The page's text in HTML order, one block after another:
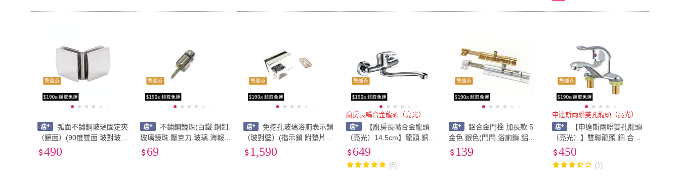
免運券
弧面不鏽鋼玻璃固定夾
（鏡面）(90度雙面 玻對玻
衛浴配件 玻璃五金 玻璃門
490
免運券
不鏽鋼鏡珠(白鐵.銅釦.
玻璃鏡珠.壓克力.玻璃.海報
夾.層板夾.門牌.美化螺絲.廣
69
免運券
免挖孔玻璃浴廁表示鎖
（玻對壁）(指示鎖 附墊片
玻對壁 玻璃門鎖 衛浴五金
門鎖 衛浴配件 玻璃五金 玻
1,590
免運券
廚房長嘴合金龍頭（亮光）
【廚房長嘴合金龍頭
（亮光）14.5cm】龍頭.銅.
流理台.水龍頭(廚房龍頭.水
649
(8)
免運券
鋁合金門栓 加長款 5
金色.銀色(門閂.浴廁鎖.鋁門
窗門栓.防盜門鎖.橫閂.平閂.
139
免運券
申達斯兩聯雙孔龍頭（亮光）
【申達斯兩聯雙孔龍頭
（亮光）】雙聯龍頭.銅.合
金.水龍頭.台盆(兩聯龍頭.檯
450
(1)